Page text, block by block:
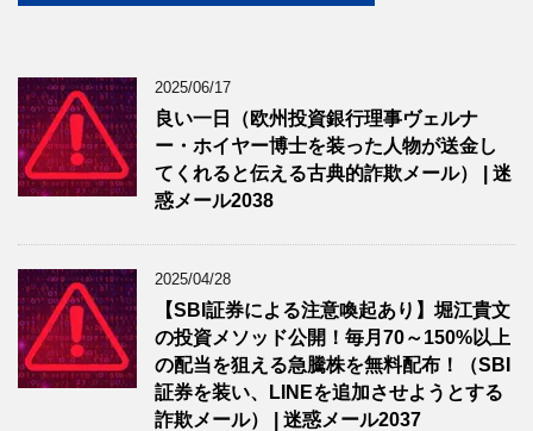
2025/06/17
良い一日（欧州投資銀行理事ヴェルナ
ー・ホイヤー博士を装った人物が送金し
てくれると伝える古典的詐欺メール） | 迷
惑メール2038
2025/04/28
【SBI証券による注意喚起あり】堀江貴文
の投資メソッド公開！毎月70～150%以上
の配当を狙える急騰株を無料配布！（SBI
証券を装い、LINEを追加させようとする
詐欺メール） | 迷惑メール2037